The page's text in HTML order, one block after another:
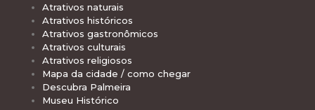
Atrativos naturais
Atrativos históricos
Atrativos gastronômicos
Atrativos culturais
Atrativos religiosos
Mapa da cidade / como chegar
Descubra Palmeira
Museu Histórico